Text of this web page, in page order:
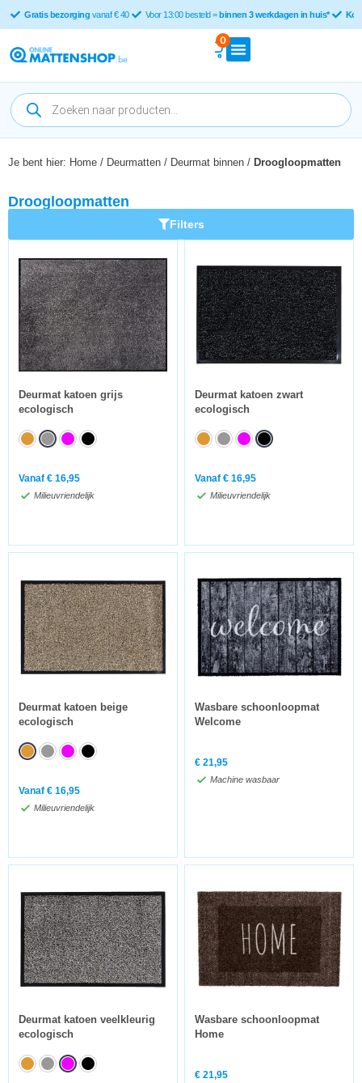
Gratis bezorging vanaf € 40 Voor 13:00 besteld =binnen 3 werkdagen in huis*
0
Je bent hier: Home / Deurmatten / Deurmat binnen / Droogloopmatten
Droogloopmatten
Filters
Deurmat katoen grijs
ecologisch
Vanaf € 16,95
Milieuvriendelijk
Deurmat katoen zwart
ecologisch
Vanaf € 16,95
Milieuvriendelijk
Deurmat katoen beige
ecologisch
Vanaf € 16,95
Milieuvriendelijk
Wasbare schoonloopmat
Welcome
€ 21,95
Machine wasbaar
Deurmat katoen veelkleurig
ecologisch
Wasbare schoonloopmat
Home
€ 21,95